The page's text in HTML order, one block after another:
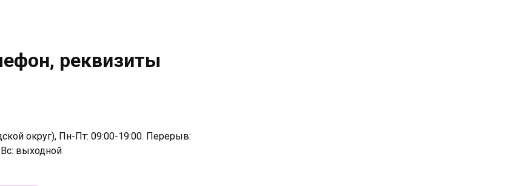
реквизиты
округ), Пн-Пт: 09:00-19:00. Перерыв:
выходной